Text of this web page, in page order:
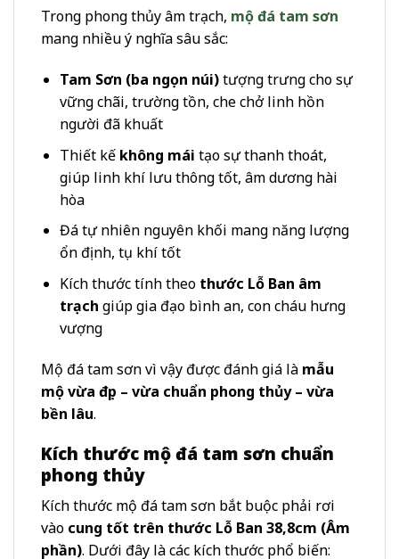
Trong phong thủy âm trạch, mộ đá tam sơn
mang nhiều ý nghĩa sâu sắc:
Tam Sơn (ba ngọn núi)tượng trưng cho sự
vững chãi, trường tồn, che chở linh hồn
người đã khuất
Thiết kế không mái tạo sự thanh thoát,
giúp linh khí lưu thông tốt, âm dương hài
hòa
Đá tự nhiên nguyên khối mang năng lượng
ổn định, tụ khí tốt
Kích thước tính theo thước Lỗ Ban âm
trạch giúp gia đạo bình an, con cháu hưng
vượng
Mộ đá tam sơn vì vậy được đánh giá là mẫu
mộ vừa đẹp – vừa chuẩn phong thủy – vừa
bền lâu.
Kích thước mộ đá tam sơn chuẩn
phong thủy
Kích thước mộ đá tam sơn bắt buộc phải rơi
vào cung tốt trên thước Lỗ Ban 38,8cm (Âm
phần). Dưới đây là các kích thước phổ biến: